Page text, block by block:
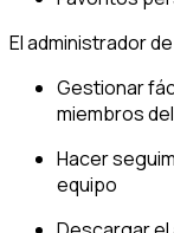
El administrador
Gestionar
miembros
Hacer
equipo